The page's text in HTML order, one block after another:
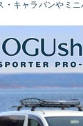
・キャラバンやミ